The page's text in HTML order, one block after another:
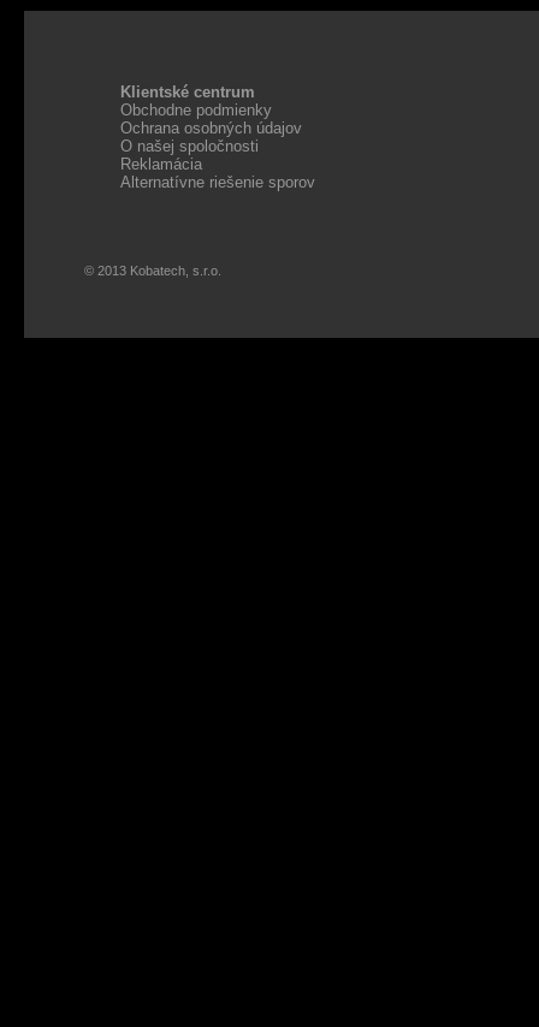
Klientské centrum
Obchodne podmienky
Ochrana osobných údajov
O našej spoločnosti
Reklamácia
Alternatívne riešenie sporov
© 2013 Kobatech, s.r.o.